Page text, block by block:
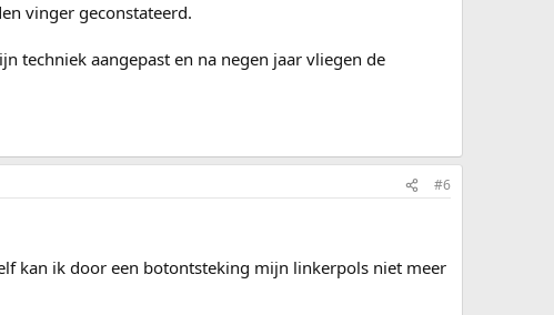
vinger geconstateerd.
techniek aangepast en na negen jaar vliegen de
#6
kan ik door een botontsteking mijn linkerpols niet meer